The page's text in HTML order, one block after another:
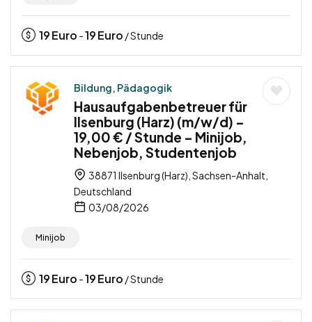
19Euro -19Euro / Stunde
Bildung, Pädagogik
Hausaufgabenbetreuer für
Ilsenburg (Harz) (m/w/d) –
19,00 € / Stunde – Minijob,
Nebenjob, Studentenjob
38871 Ilsenburg (Harz), Sachsen-Anhalt,
Deutschland
03/08/2026
Minijob
19Euro -19Euro / Stunde